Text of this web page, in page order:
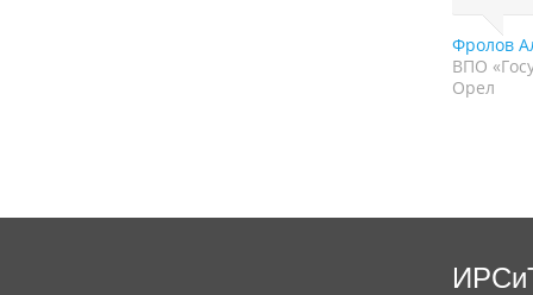
Фролов
ВПО
Орел